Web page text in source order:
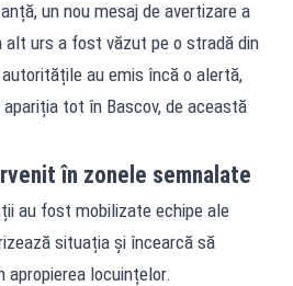
un nou mesaj de avertizare a
urs a fost văzut pe o stradă din
au emis încă o alertă,
tot în Bascov, de această
în zonele semnalate
au fost mobilizate echipe ale
situația și încearcă să
apropierea locuințelor.